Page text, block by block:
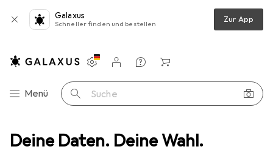
Deine Daten. Deine Wahl.
Galaxus
Schneller finden und bestellen Zur App
Navigation nach Kategorien
Menü Suche
Einstellungen
Kundenkonto
Vergleichslisten
Merklisten
Warenkorb
RC Zubehör RC Auto Zubehör Tamiya Passschrauben 4x10 mm